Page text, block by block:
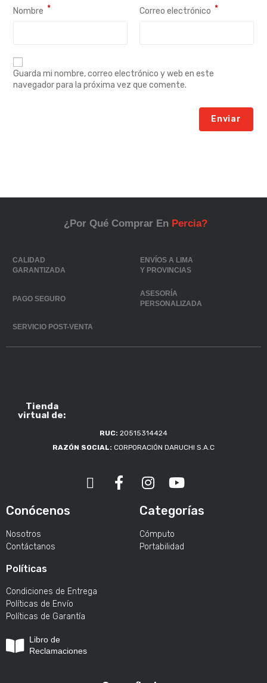
Nombre * Correo electrónico *
Guarda mi nombre, correo electrónico y web en este
navegador para la próxima vez que comente.
¿Por Qué Comprar En Percia?
CALIDAD
GARANTIZADA
ENVÍOS A LIMA
Y PROVINCIAS
PAGO SEGURO
ASESORÍA
PERSONALIZADA
SERVICIO POST-VENTA
Tienda
virtual de:
RUC: 20515314424
RAZÓN SOCIAL: CORPORACIÓN DARUCHI S.A.C
Conócenos
Nosotros
Contáctanos
Políticas
Condiciones de Entrega
Políticas de Envío
Políticas de Garantía
Libro de
Reclamaciones
Categorías
Cómputo
Portabilidad